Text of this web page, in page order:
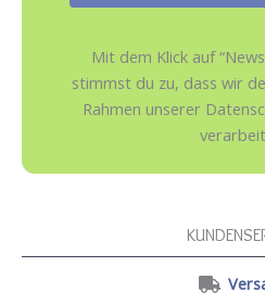
Mit dem Klick auf
stimmst du zu, dass wir
Rahmen unserer